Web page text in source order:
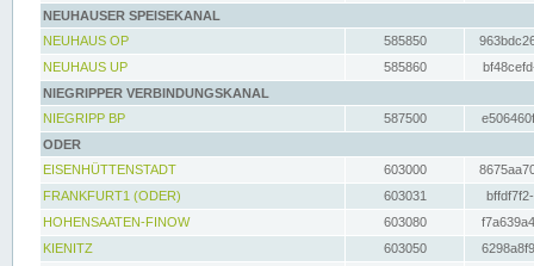
NEUHAUSER SPEISEKANAL
NEUHAUS OP
585850
NEUHAUS UP
585860
NIEGRIPPER VERBINDUNGSKANAL
NIEGRIPP BP
587500
ODER
EISENHÜTTENSTADT
603000
FRANKFURT1 (ODER)
603031
HOHENSAATEN-FINOW
603080
KIENITZ
603050